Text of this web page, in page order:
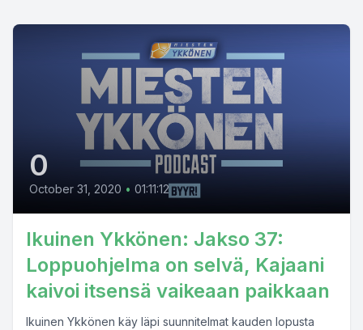
0
October 31, 2020 • 01:11:12
Ikuinen Ykkönen: Jakso 37:
Loppuohjelma on selvä, Kajaani
kaivoi itsensä vaikeaan paikkaan
Ikuinen Ykkönen käy läpi suunnitelmat kauden lopusta